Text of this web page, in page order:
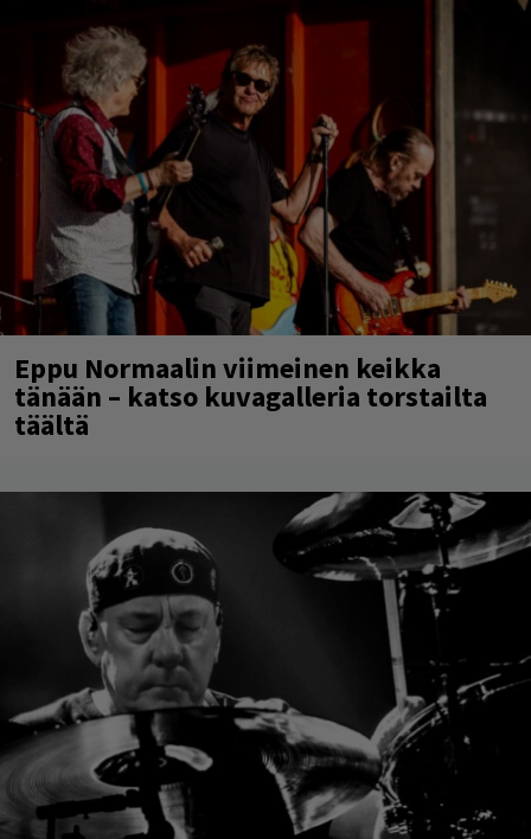
Eppu Normaalin viimeinen keikka
tänään – katso kuvagalleria torstailta
täältä